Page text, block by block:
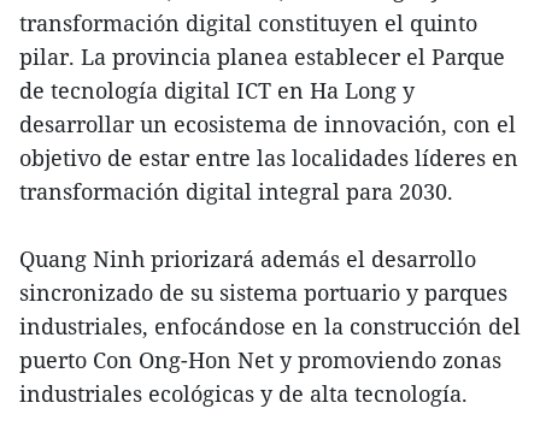
transformación digital constituyen el quinto
pilar. La provincia planea establecer el Parque
de tecnología digital ICT en Ha Long y
desarrollar un ecosistema de innovación, con el
objetivo de estar entre las localidades líderes en
transformación digital integral para 2030.
Quang Ninh priorizará además el desarrollo
sincronizado de su sistema portuario y parques
industriales, enfocándose en la construcción del
puerto Con Ong-Hon Net y promoviendo zonas
industriales ecológicas y de alta tecnología.